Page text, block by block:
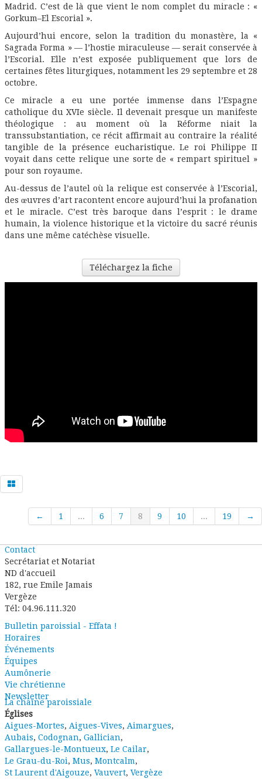
Madrid. C’est de là que vient le nom complet du miracle : «
Gorkum–El Escorial ».
Aujourd’hui encore, selon la tradition du monastère, la «
Sagrada Forma » — l’hostie miraculeuse — serait conservée à
l’Escorial. Elle n’est exposée publiquement que lors de
certaines fêtes liturgiques, notamment les 29 septembre et 28
octobre.
Ce miracle a eu une portée immense dans l’Espagne
catholique du XVIe siècle. Il devenait presque un manifeste
théologique : au moment où la Réforme niait la
transsubstantiation, ce récit affirmait au contraire la réalité
tangible de la présence eucharistique. Le roi Philippe II
voyait dans cette relique une sorte de « rempart spirituel »
pour son royaume.
Au-dessus de l’autel où la relique est conservée à l’Escorial,
des œuvres d’art racontent encore aujourd’hui la profanation
et le miracle. C’est très baroque dans l’esprit : le drame
humain, la violence historique et la victoire du sacré réunis
dans une même catéchèse visuelle.
Téléchargez la fiche
← 1 ... 6 7 8 9 10 ... 19 →
Contact
Secrétariat et Notariat
ND d'accueil
182, rue Emile Jamais
Vergèze
Tél: 04.96.111.320
Bulletin paroissial - Effata !
Horaires
Événements
Équipes
Aumônerie
Vie chrétienne
Newsletter
La chaîne paroissiale
Églises
Aigues-Mortes, Aigues-Vives, Aimargues,
Aubais, Codognan, Gallician,
Gallargues-le-Montueux, Le Cailar,
Le Grau-du-Roi, Mus, Montcalm,
St Laurent d'Aigouze, Vauvert, Vergèze